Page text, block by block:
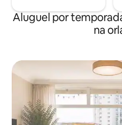
Aluguel por
na